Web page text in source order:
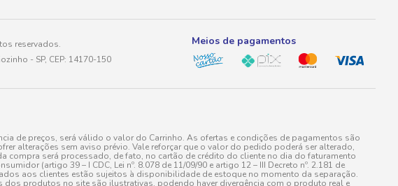
reservados.
- SP, CEP: 14170-150
Meios de pagamentos
de preços, será válido o valor do Carrinho. As ofertas e condições de pagamentos são
alterações sem aviso prévio. Vale reforçar que o valor do pedido poderá ser alterado,
será processado, de fato, no cartão de crédito do cliente no dia do faturamento
(artigo 39 – I CDC, Lei nº. 8.078 de 11/09/90 e artigo 12 – III Decreto nº. 2.181 de
aos clientes estão sujeitos à disponibilidade de estoque no momento da separação.
produtos no site são ilustrativas, podendo haver divergência com o produto real e